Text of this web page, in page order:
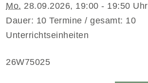
Mo. 28.09.2026, 19:00 - 19:50 Uhr
Dauer: 10 Termine / gesamt: 10
Unterrichtseinheiten
26W75025